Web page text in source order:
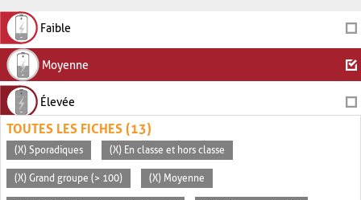
Faible
Moyenne
Élevée
TOUTES LES FICHES (13)
(X) Sporadiques (X) En classe et hors classe
(X) Grand groupe (> 100) (X) Moyenne